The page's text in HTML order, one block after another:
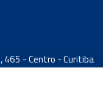
465 - Centro - Curitiba